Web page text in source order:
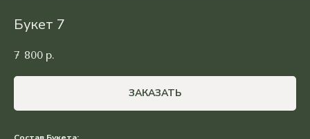
Букет 7
7 800 р.
ЗАКАЗАТЬ